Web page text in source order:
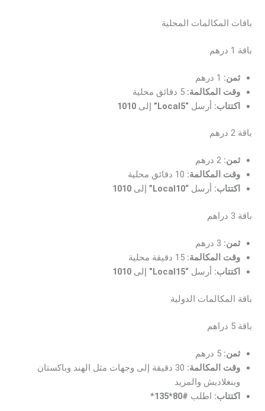
باقات المكالمات المحلية
باقة 1 درهم
ثمن:
وقت المكالمة: 5 دقائق محلية
اكتتاب: أرسل“Local5” إلى1010
باقة 2 درهم
ثمن: 2 درهم
وقت المكالمة:
اكتتاب: أرسل“Local10” إلى1010
باقة 3 دراهم
ثمن:
وقت المكالمة: 15 دقيقة محلية
اكتتاب: أرسل“Local15” إلى1010
باقة المكالمات الدولية
باقة 5 دراهم
ثمن: 5 درهم
وقت المكالمة:
30 دقيقة إلى وجهات مثل الهند وباكستان
وبنغلاديش والمزيد
اكتتاب: اطلب #80*135*